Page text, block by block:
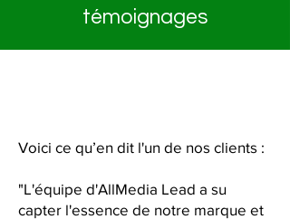
témoignages
Voici ce qu’en dit l'un de nos clients :
"L'équipe d'AllMedia Lead a su
capter l'essence de notre marque et